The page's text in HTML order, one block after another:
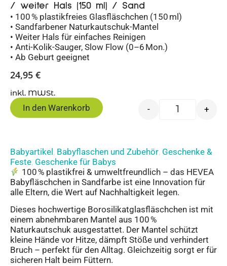
/ weiter Hals (150 ml) / Sand
• 100 % plastikfreies Glasfläschchen (150 ml)
• Sandfarbener Naturkautschuk-Mantel
• Weiter Hals für einfaches Reinigen
• Anti-Kolik-Sauger, Slow Flow (0–6 Mon.)
• Ab Geburt geeignet
24,95 €
inkl. MWSt.
- +
In den Warenkorb
Babyartikel, Babyflaschen und Zubehör, Geschenke &
Feste, Geschenke für Babys
100 % plastikfrei & umweltfreundlich – das HEVEA
Babyfläschchen in Sandfarbe ist eine Innovation für
alle Eltern, die Wert auf Nachhaltigkeit legen.
Dieses hochwertige Borosilikatglasfläschchen ist mit
einem abnehmbaren Mantel aus 100 %
Naturkautschuk ausgestattet. Der Mantel schützt
kleine Hände vor Hitze, dämpft Stöße und verhindert
Bruch – perfekt für den Alltag. Gleichzeitig sorgt er für
sicheren Halt beim Füttern.